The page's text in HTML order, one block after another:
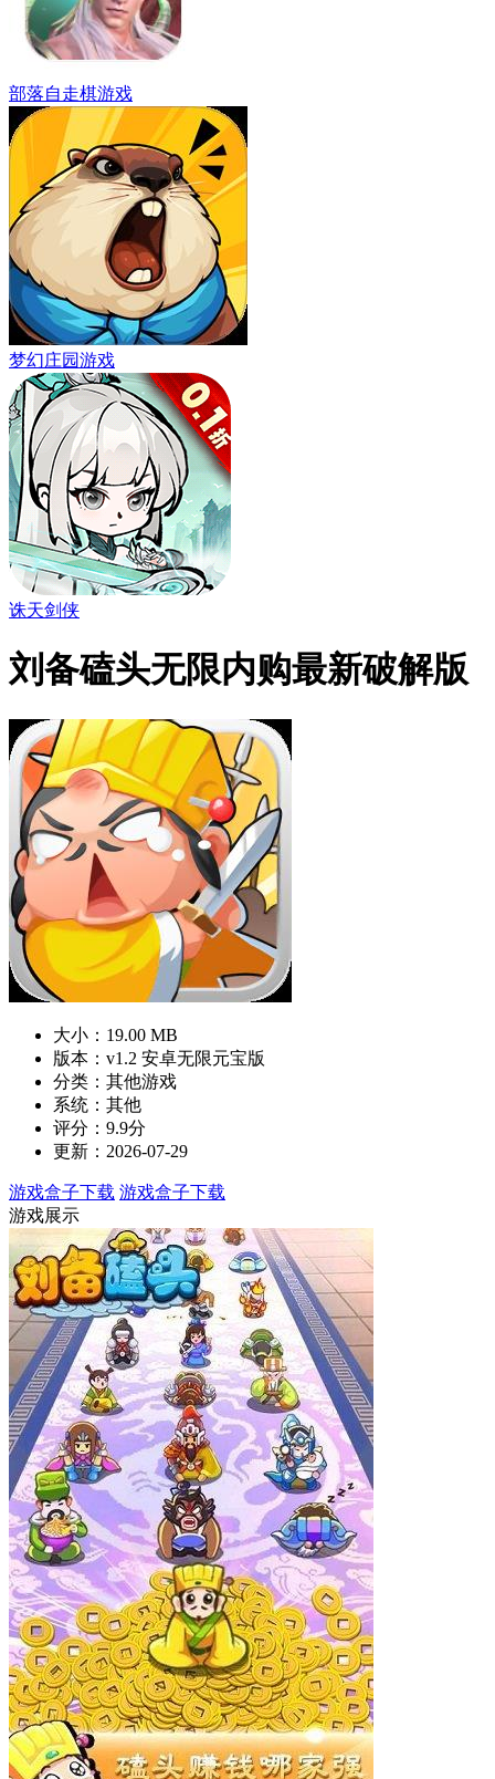
部落自走棋游戏
梦幻庄园游戏
诛天剑侠
刘备磕头无限内购最新破解版
大小：19.00 MB
版本：v1.2 安卓无限元宝版
分类：其他游戏
系统：其他
评分：9.9分
更新：2026-07-29
游戏盒子下载 游戏盒子下载
游戏展示